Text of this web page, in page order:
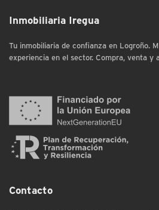
Inmobiliaria Iregua
Tu inmobiliaria de confianza en Logroño.
experiencia en el sector. Compra, venta y
Contacto